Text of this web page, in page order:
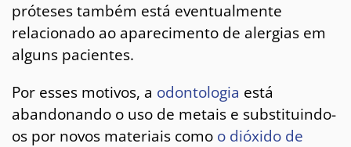
próteses também está eventualmente
relacionado ao aparecimento de alergias em
alguns pacientes.
Por esses motivos, a odontologia está
abandonando o uso de metais e substituindo-
os por novos materiais como o dióxido de